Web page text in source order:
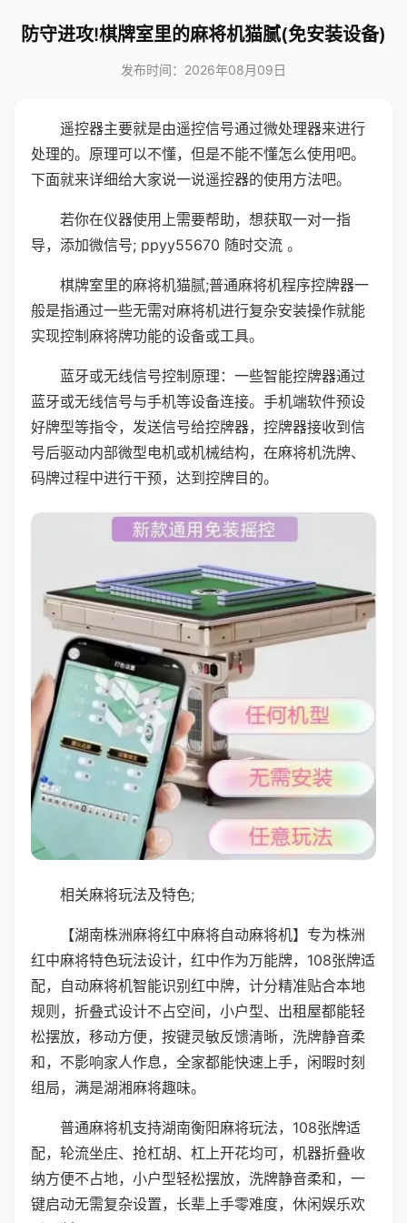
防守进攻!棋牌室里的麻将机猫腻(免安装设备)
发布时间：2026年08月09日
遥控器主要就是由遥控信号通过微处理器来进行
处理的。原理可以不懂，但是不能不懂怎么使用吧。
下面就来详细给大家说一说遥控器的使用方法吧。
若你在仪器使用上需要帮助，想获取一对一指
导，添加微信号; ppyy55670 随时交流 。
棋牌室里的麻将机猫腻;普通麻将机程序控牌器一
般是指通过一些无需对麻将机进行复杂安装操作就能
实现控制麻将牌功能的设备或工具。
蓝牙或无线信号控制原理：一些智能控牌器通过
蓝牙或无线信号与手机等设备连接。手机端软件预设
好牌型等指令，发送信号给控牌器，控牌器接收到信
号后驱动内部微型电机或机械结构，在麻将机洗牌、
码牌过程中进行干预，达到控牌目的。
相关麻将玩法及特色;
【湖南株洲麻将红中麻将自动麻将机】专为株洲
红中麻将特色玩法设计，红中作为万能牌，108张牌适
配，自动麻将机智能识别红中牌，计分精准贴合本地
规则，折叠式设计不占空间，小户型、出租屋都能轻
松摆放，移动方便，按键灵敏反馈清晰，洗牌静音柔
和，不影响家人作息，全家都能快速上手，闲暇时刻
组局，满是湖湘麻将趣味。
普通麻将机支持湖南衡阳麻将玩法，108张牌适
配，轮流坐庄、抢杠胡、杠上开花均可，机器折叠收
纳方便不占地，小户型轻松摆放，洗牌静音柔和，一
键启动无需复杂设置，长辈上手零难度，休闲娱乐欢